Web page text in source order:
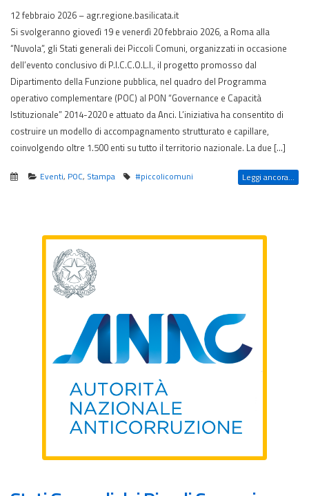
12 febbraio 2026 – agr.regione.basilicata.it
Si svolgeranno giovedì 19 e venerdì 20 febbraio 2026, a Roma alla
“Nuvola”, gli Stati generali dei Piccoli Comuni, organizzati in occasione
dell’evento conclusivo di P.I.C.C.O.L.I., il progetto promosso dal
Dipartimento della Funzione pubblica, nel quadro del Programma
operativo complementare (POC) al PON “Governance e Capacità
Istituzionale” 2014-2020 e attuato da Anci. L’iniziativa ha consentito di
costruire un modello di accompagnamento strutturato e capillare,
coinvolgendo oltre 1.500 enti su tutto il territorio nazionale. La due […]
Eventi, POC, Stampa #piccolicomuni Leggi ancora...